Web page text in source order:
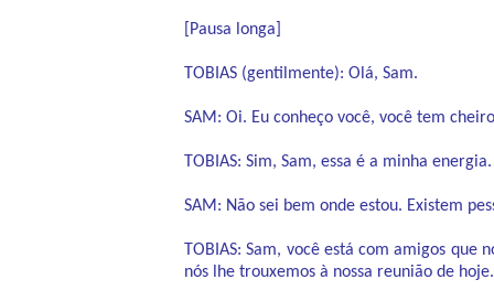
[Pausa longa]
TOBIAS (gentilmente): Olá, Sam.
SAM: Oi. Eu conheço você, você tem
TOBIAS: Sim, Sam, essa é a minha
SAM: Não sei bem onde estou. Existem
TOBIAS: Sam, você está com amigos
nós lhe trouxemos à nossa reunião de hoje.